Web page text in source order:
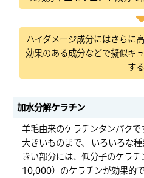
ハイダメージ成分にはさらに
効果のある成分などで擬似キ
する
加水分解ケラチン
羊毛由来のケラチンタンパク
大きいものまで、 いろいろな
きい部分には、低分子のケラ
10,000）のケラチンが効果的で